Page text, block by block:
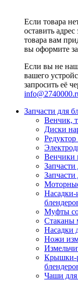
Если товара
оставить
товара вам
вы оформите
Если вы не
вашего
запросить её
info@2740000
Запчасти для
Венчик,
Диски
Редуктор
Венчики
Насадки-
Муфты
Стаканы
Насадки
Ножи
Крышки-
Чаши для